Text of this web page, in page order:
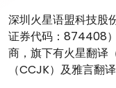
深圳火星语盟科技股
证券代码：874408
商，旗下有火星翻
（CCJK）及雅言翻